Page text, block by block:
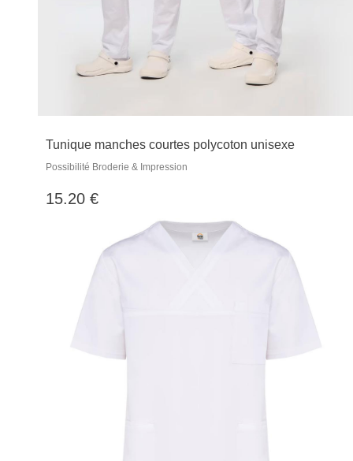
Tunique manches courtes polycoton unisexe
Possibilité Broderie & Impression
15.20 €